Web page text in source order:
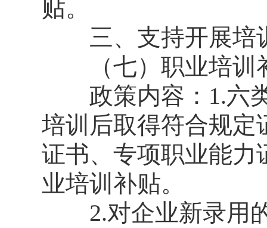
贴。
三、支持开展培
（七）职业培训
政策内容：1.六类
培训后取得符合规定
证书、专项职业能力
业培训补贴。
2.对企业新录用的